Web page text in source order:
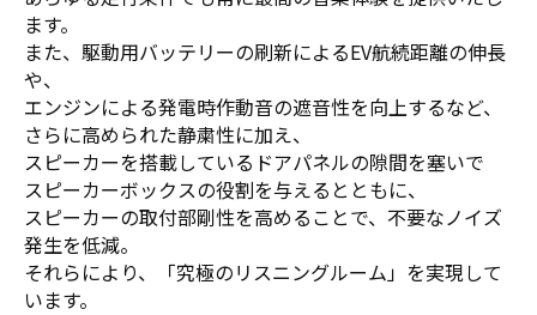
ます。
また、駆動用バッテリーの刷新によるEV航続距離の伸長
や、
エンジンによる発電時作動音の遮音性を向上するなど、
さらに高められた静粛性に加え、
スピーカーを搭載しているドアパネルの隙間を塞いで
スピーカーボックスの役割を与えるとともに、
スピーカーの取付部剛性を高めることで、不要なノイズ
発生を低減。
それらにより、「究極のリスニングルーム」を実現して
います。